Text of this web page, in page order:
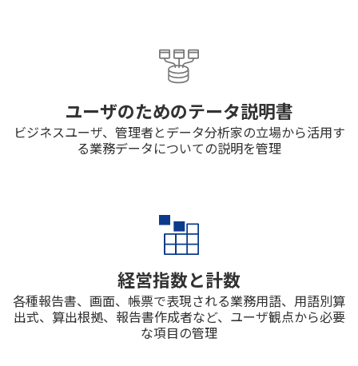
ユーザのためのテータ説明書
ビジネスユーザ、管理者とデータ分析家の立場から活用す
る業務データについての説明を管理
経営指数と計数
各種報告書、画面、帳票で表現される業務用語、用語別算
出式、算出根拠、報告書作成者など、ユーザ観点から必要
な項目の管理